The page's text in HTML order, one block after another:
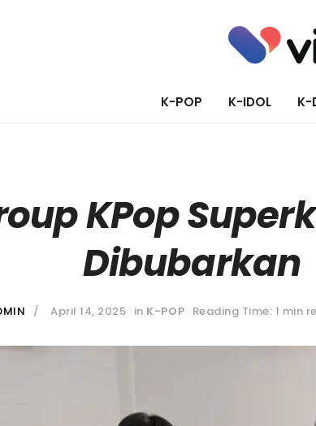
K-POP K-IDOL K-
KPop
Dibubarkan
April 14, 2025 in K-POP Reading Time: 1 min